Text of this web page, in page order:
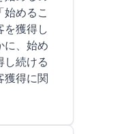
始めるこ
を獲得し
に、始め
し続ける
獲得に関